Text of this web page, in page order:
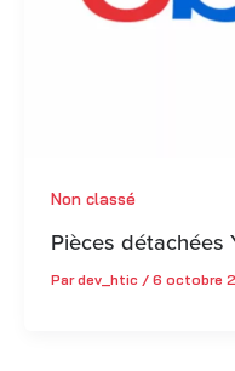
Non classé
Pièces détachées
Pardev_htic / 6 octobre